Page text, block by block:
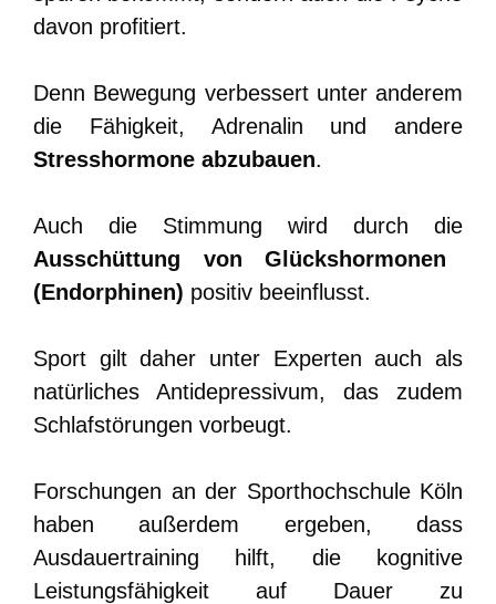
davon profitiert.
Denn Bewegung verbessert unter anderem
die Fähigkeit, Adrenalin und andere
Stresshormone abzubauen.
Auch die Stimmung wird durch die
Ausschüttung von Glückshormonen
(Endorphinen) positiv beeinflusst.
Sport gilt daher unter Experten auch als
natürliches Antidepressivum, das zudem
Schlafstörungen vorbeugt.
Forschungen an der Sporthochschule Köln
haben außerdem ergeben, dass
Ausdauertraining hilft, die kognitive
Leistungsfähigkeit auf Dauer zu